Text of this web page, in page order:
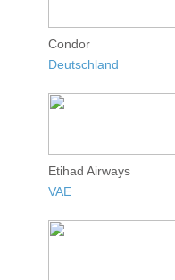
Condor
Deutschland
Etihad Airways
VAE